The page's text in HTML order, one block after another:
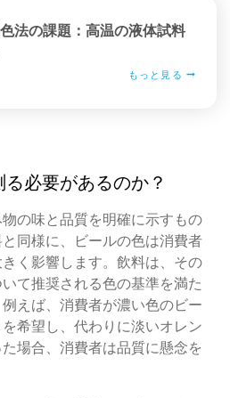
法の課題：高温の液体試料
もっと見る
必要があるのか？
の味と品質を明確に示すもの
同様に、ビールの色は消費者
く影響します。飲料は、その
て推奨される色の基準を満た
えば、消費者が濃い色のビー
希望し、代わりに淡いオレン
場合、消費者は品質に懸念を